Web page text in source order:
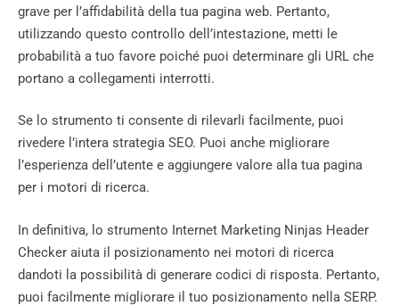
grave per l’affidabilità della tua pagina web. Pertanto,
utilizzando questo controllo dell’intestazione, metti le
probabilità a tuo favore poiché puoi determinare gli URL che
portano a collegamenti interrotti.
Se lo strumento ti consente di rilevarli facilmente, puoi
rivedere l’intera strategia SEO. Puoi anche migliorare
l’esperienza dell’utente e aggiungere valore alla tua pagina
per i motori di ricerca.
In definitiva, lo strumento Internet Marketing Ninjas Header
Checker aiuta il posizionamento nei motori di ricerca
dandoti la possibilità di generare codici di risposta. Pertanto,
puoi facilmente migliorare il tuo posizionamento nella SERP.